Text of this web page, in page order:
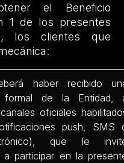
el Beneficio
1 de los presentes
los clientes que
haber recibido
formal de la Entidad,
oficiales
push, SMS
que le
a participar en la